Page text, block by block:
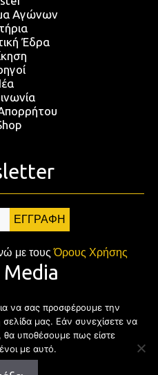
Αγώνων
Έδρα
με τουςΌρους Χρήσης
Media
Instagram
να σας προσφέρουμε την
σελίδα μας. Εάν συνεχίσετε να
θα υποθέσουμε πως είστε
με αυτό.